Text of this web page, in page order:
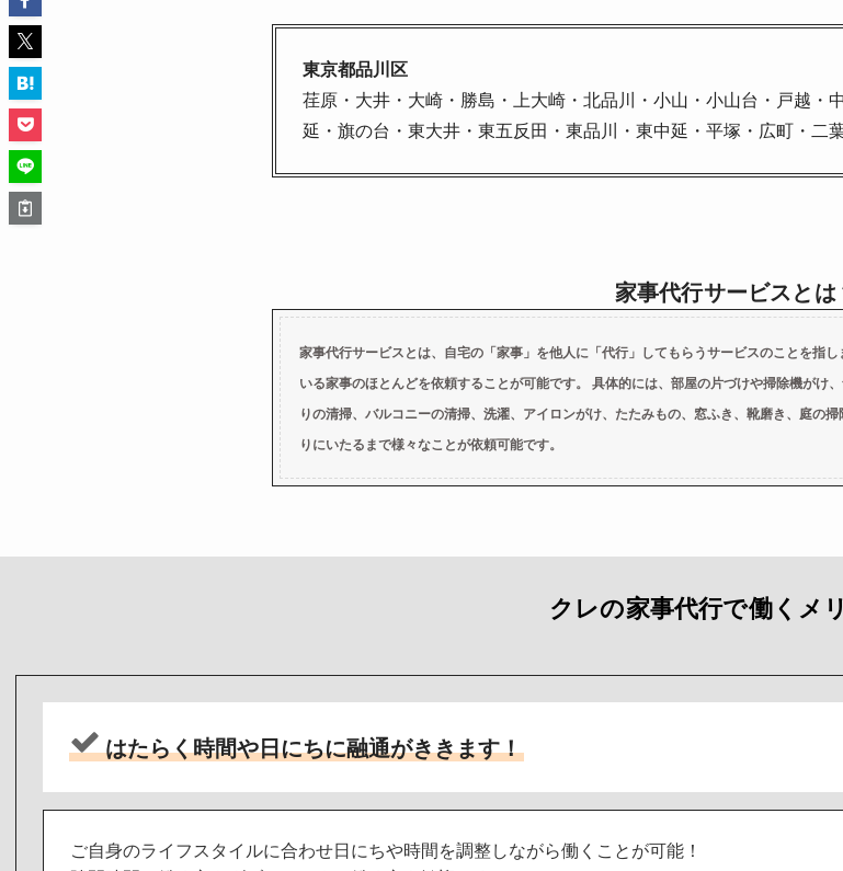
東京都品川区
荏原・大井・大崎・勝島・上大崎・北品川・小山・小山台・戸越・
延・旗の台・東大井・東五反田・東品川・東中延・平塚・広町・二
家事代行サービスとは
家事代行サービスとは、自宅の「家事」を他人に「代行」してもらうサービスのことを指
いる家事のほとんどを依頼することが可能です。 具体的には、部屋の片づけや掃除機がけ
りの清掃、バルコニーの清掃、洗濯、アイロンがけ、たたみもの、窓ふき、靴磨き、庭の
りにいたるまで様々なことが依頼可能です。
クレの家事代行で働くメ
はたらく時間や日にちに融通がききます！
ご自身のライフスタイルに合わせ日にちや時間を調整しながら働くことが可能！